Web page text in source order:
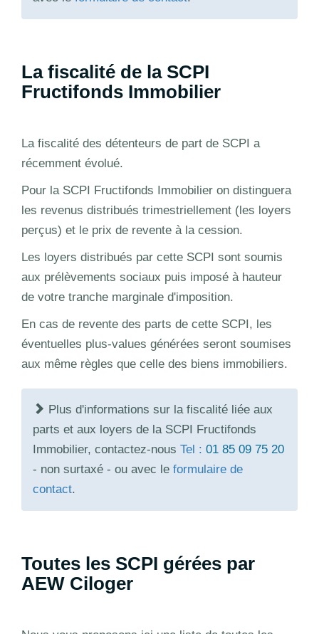
La fiscalité de la SCPI
Fructifonds Immobilier
La fiscalité des détenteurs de part de SCPI a
récemment évolué.
Pour la SCPI Fructifonds Immobilier on distinguera
les revenus distribués trimestriellement (les loyers
perçus) et le prix de revente à la cession.
Les loyers distribués par cette SCPI sont soumis
aux prélèvements sociaux puis imposé à hauteur
de votre tranche marginale d'imposition.
En cas de revente des parts de cette SCPI, les
éventuelles plus-values générées seront soumises
aux même règles que celle des biens immobiliers.
Plus d'informations sur la fiscalité liée aux
parts et aux loyers de la SCPI Fructifonds
Immobilier, contactez-nous Tel : 01 85 09 75 20
- non surtaxé - ou avec le formulaire de
contact.
Toutes les SCPI gérées par
AEW Ciloger